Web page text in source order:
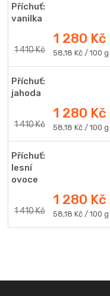
Příchuť:
vanilka
1 410 Kč
1 280 Kč
Měrná
58,18 Kč / 100 g
Příchuť:
jahoda
1 410 Kč
1 280 Kč
Měrná
58,18 Kč / 100 g
Příchuť:
lesní
ovoce
1 410 Kč
1 280 Kč
Měrná
58,18 Kč / 100 g